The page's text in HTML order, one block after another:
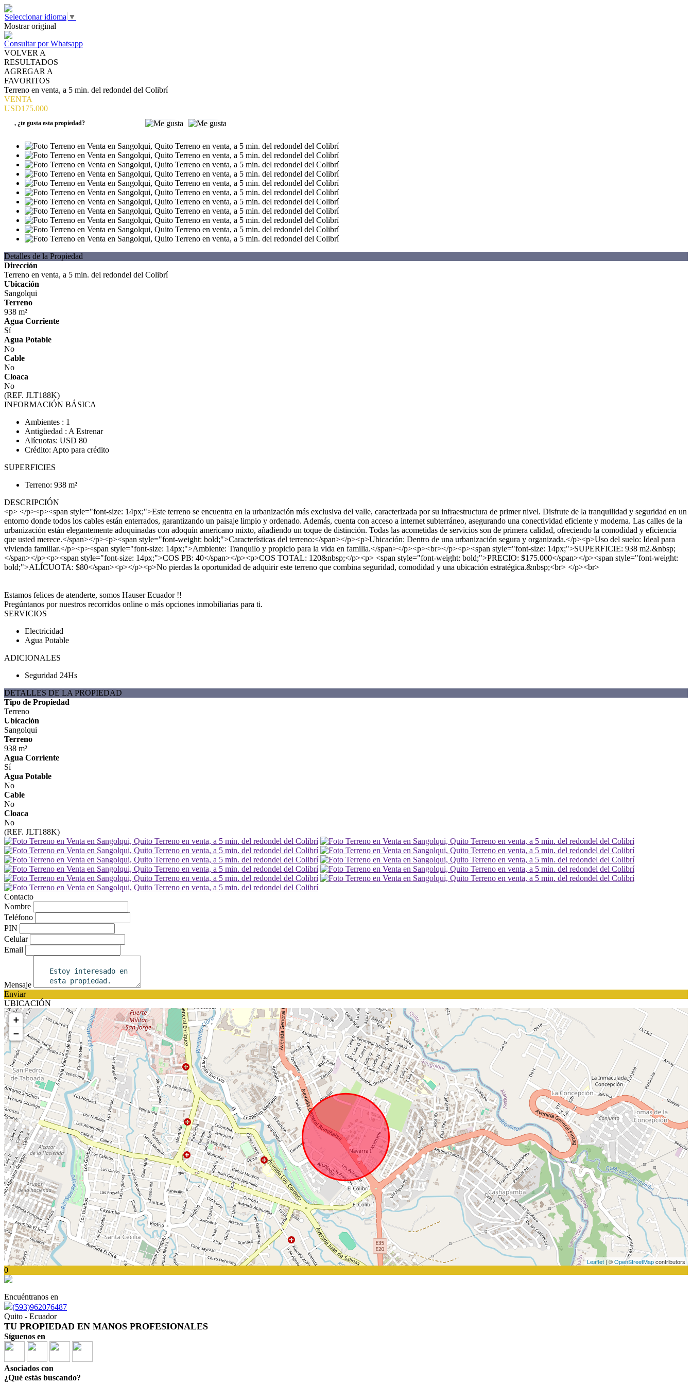
Seleccionar idioma ▼
Mostrar original
Consultar por Whatsapp
VOLVER A
RESULTADOS
AGREGAR A
FAVORITOS
Terreno en venta, a 5 min. del redondel del Colibrí
VENTA
USD175.000
, ¿te gusta esta propiedad?
Detalles de la Propiedad
Dirección
Terreno en venta, a 5 min. del redondel del Colibrí
Ubicación
Sangolqui
Terreno
938 m²
Agua Corriente
Sí
Agua Potable
No
Cable
No
Cloaca
No
(REF. JLT188K)
INFORMACIÓN BÁSICA
Ambientes : 1
Antigüedad : A Estrenar
Alícuotas: USD 80
Crédito: Apto para crédito
SUPERFICIES
Terreno: 938 m²
DESCRIPCIÓN
<p> </p><p><span style="font-size: 14px;">Este terreno se encuentra en la urbanización más exclusiva del valle, caracterizada por su infraestructura de primer nivel. Disfrute de la tranquilidad y seguridad en un
entorno donde todos los cables están enterrados, garantizando un paisaje limpio y ordenado. Además, cuenta con acceso a internet subterráneo, asegurando una conectividad eficiente y moderna. Las calles de la
urbanización están elegantemente adoquinadas con adoquín americano mixto, añadiendo un toque de distinción. Todas las acometidas de servicios son de primera calidad, ofreciendo la comodidad y eficiencia
que usted merece.</span></p><p><span style="font-weight: bold;">Características del terreno:</span></p><p>Ubicación: Dentro de una urbanización segura y organizada.</p><p>Uso del suelo: Ideal para
vivienda familiar.</p><p><span style="font-size: 14px;">Ambiente: Tranquilo y propicio para la vida en familia.</span></p><p><br></p><p><span style="font-size: 14px;">SUPERFICIE: 938 m2.&nbsp;
</span></p><p><span style="font-size: 14px;">COS PB: 40</span></p><p>COS TOTAL: 120&nbsp;</p><p> <span style="font-weight: bold;">PRECIO: $175.000</span></p><span style="font-weight:
bold;">ALÍCUOTA: $80</span><p></p><p>No pierdas la oportunidad de adquirir este terreno que combina seguridad, comodidad y una ubicación estratégica.&nbsp;<br> </p><br>
Estamos felices de atenderte, somos Hauser Ecuador !!
Pregúntanos por nuestros recorridos online o más opciones inmobiliarias para ti.
SERVICIOS
Electricidad
Agua Potable
ADICIONALES
Seguridad 24Hs
DETALLES DE LA PROPIEDAD
Tipo de Propiedad
Terreno
Ubicación
Sangolqui
Terreno
938 m²
Agua Corriente
Sí
Agua Potable
No
Cable
No
Cloaca
No
(REF. JLT188K)
Contacto
Nombre
Teléfono
PIN
Celular
Email
Mensaje
Enviar
UBICACIÓN
+
−
Leaflet | ©OpenStreetMapcontributors
0
Encuéntranos en
(593)962076487
Quito - Ecuador
TU PROPIEDAD EN MANOS PROFESIONALES
Síguenos en
Asociados con
¿Qué estás buscando?